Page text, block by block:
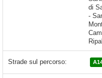
di
-
Strade sul percorso: